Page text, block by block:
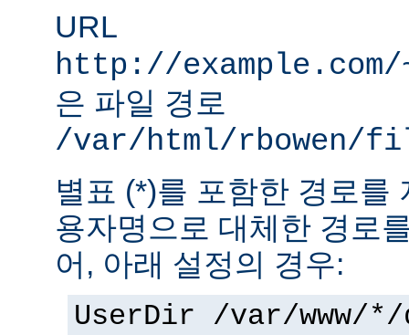
URL
http://
은 파일 경로
/var/html/rbowen/
별표 (*)를 포함한 경로를
용자명으로 대체한 경로
어, 아래 설정의 경우:
UserDir /var/www/*/